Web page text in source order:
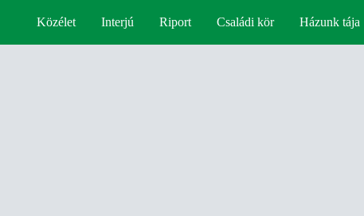
Közélet Interjú Riport Családi kör Házunk tája